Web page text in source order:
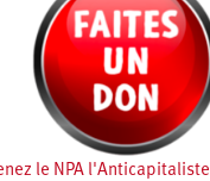
le NPA l'Anticapitaliste